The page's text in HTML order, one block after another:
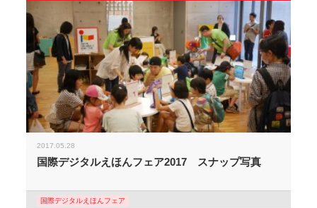
2017.05.28
国際デジタルえほんフェア2017 スナップ写真
国際デジタルえほんフェア